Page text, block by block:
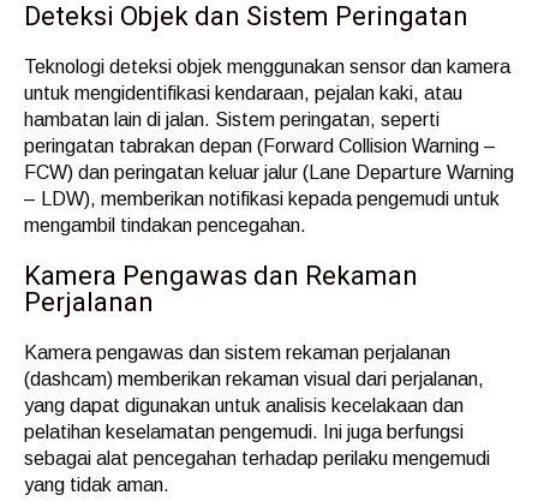
Deteksi Objek dan Sistem Peringatan
Teknologi deteksi objek menggunakan sensor dan kamera
untuk mengidentifikasi kendaraan, pejalan kaki, atau
hambatan lain di jalan. Sistem peringatan, seperti
peringatan tabrakan depan (Forward Collision Warning –
FCW) dan peringatan keluar jalur (Lane Departure Warning
– LDW), memberikan notifikasi kepada pengemudi untuk
mengambil tindakan pencegahan.
Kamera Pengawas dan Rekaman
Perjalanan
Kamera pengawas dan sistem rekaman perjalanan
(dashcam) memberikan rekaman visual dari perjalanan,
yang dapat digunakan untuk analisis kecelakaan dan
pelatihan keselamatan pengemudi. Ini juga berfungsi
sebagai alat pencegahan terhadap perilaku mengemudi
yang tidak aman.